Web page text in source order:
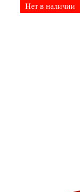
Нет в наличии
Нет в наличии
Нет в наличии
Нет в наличии
Нет в наличии